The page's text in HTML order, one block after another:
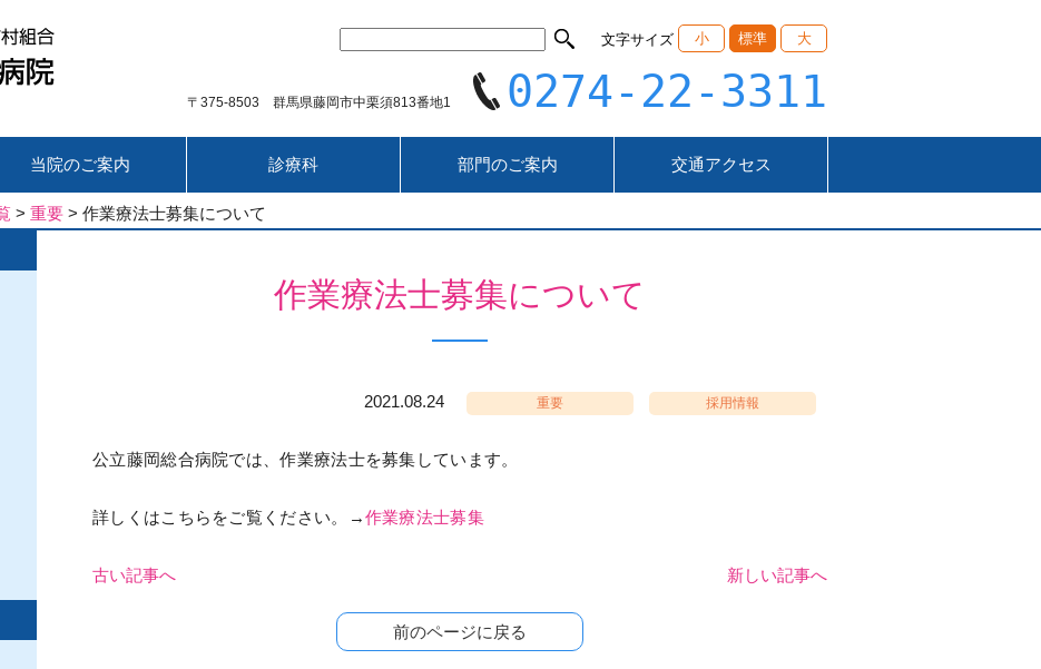
文字サイズ 小 標準 大
〒375-8503 群馬県藤岡市中栗須813番地1 0274-22-3311
当院のご案内 診療科 部門のご案内 交通アクセス
> 重要 > 作業療法士募集について
作業療法士募集について
2021.08.24 重要 採用情報
公立藤岡総合病院では、作業療法士を募集しています。
詳しくはこちらをご覧ください。→作業療法士募集
古い記事へ 新しい記事へ
前のページに戻る